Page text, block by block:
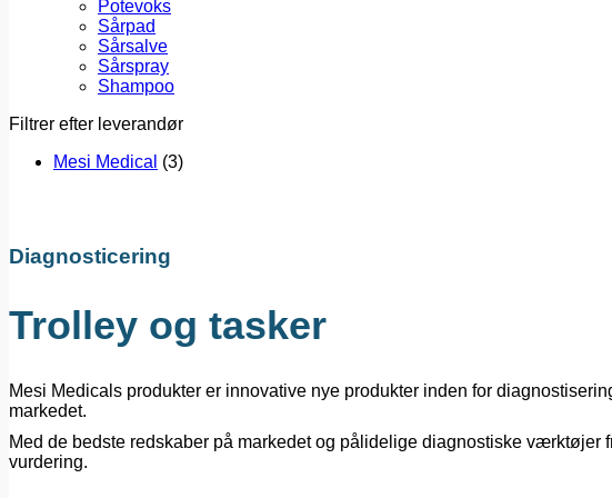
Potevoks
Sårpad
Sårsalve
Sårspray
Shampoo
Filtrer efter leverandør
Mesi Medical (3)
Diagnosticering
Trolley og tasker
Mesi Medicals produkter er innovative nye produkter inden for
markedet.
Med de bedste redskaber på markedet og pålidelige diagnostiske
vurdering.